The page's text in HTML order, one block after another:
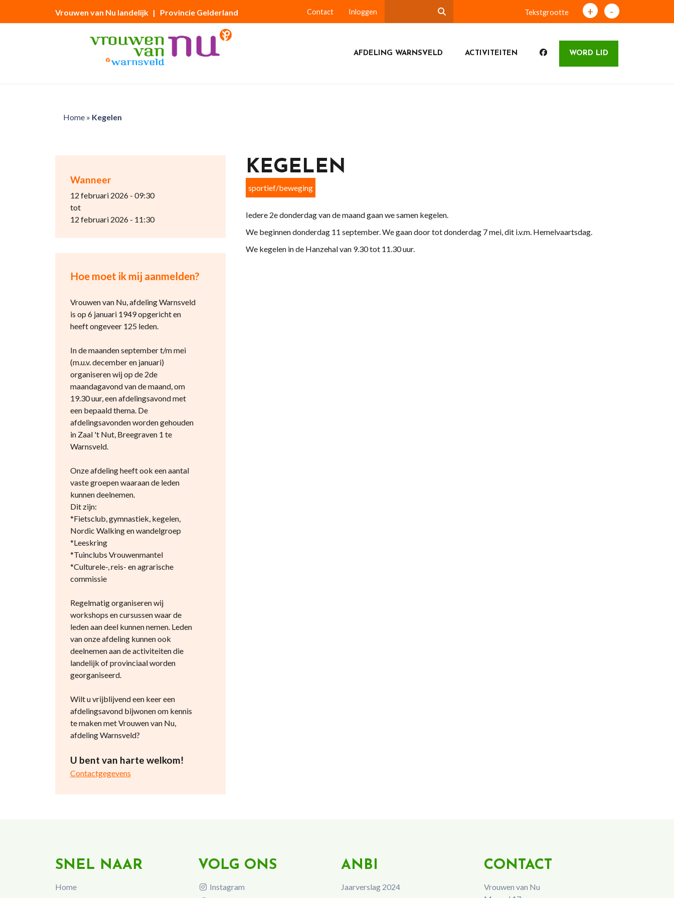
Vrouwen van Nu landelijk | Provincie Gelderland Contact Inloggen Tekstgrootte + -
AFDELING WARNSVELD ACTIVITEITEN WORD LID
Home» Kegelen
Wanneer
12 februari 2026 - 09:30
tot
12 februari 2026 - 11:30
Hoe moet ik mij aanmelden?
Vrouwen van Nu, afdeling Warnsveld
is op 6 januari 1949 opgericht en
heeft ongeveer 125 leden.
In de maanden september t/m mei
(m.u.v. december en januari)
organiseren wij op de 2de
maandagavond van de maand, om
19.30 uur, een afdelingsavond met
een bepaald thema. De
afdelingsavonden worden gehouden
in Zaal 't Nut, Breegraven 1 te
Warnsveld.
Onze afdeling heeft ook een aantal
vaste groepen waaraan de leden
kunnen deelnemen.
Dit zijn:
*Fietsclub, gymnastiek, kegelen,
Nordic Walking en wandelgroep
*Leeskring
*Tuinclubs Vrouwenmantel
*Culturele-, reis- en agrarische
commissie
Regelmatig organiseren wij
workshops en cursussen waar de
leden aan deel kunnen nemen. Leden
van onze afdeling kunnen ook
deelnemen aan de activiteiten die
landelijk of provinciaal worden
georganiseerd.
Wilt u vrijblijvend een keer een
afdelingsavond bijwonen om kennis
te maken met Vrouwen van Nu,
afdeling Warnsveld?
U bent van harte welkom!
Contactgegevens
KEGELEN
sportief/beweging
Iedere 2e donderdag van de maand gaan we samen kegelen.
We beginnen donderdag 11 september. We gaan door tot donderdag 7 mei, dit i.v.m. Hemelvaartsdag.
We kegelen in de Hanzehal van 9.30 tot 11.30 uur.
SNEL NAAR
Home
VOLG ONS
Instagram
ANBI
Jaarverslag 2024
CONTACT
Vrouwen van Nu